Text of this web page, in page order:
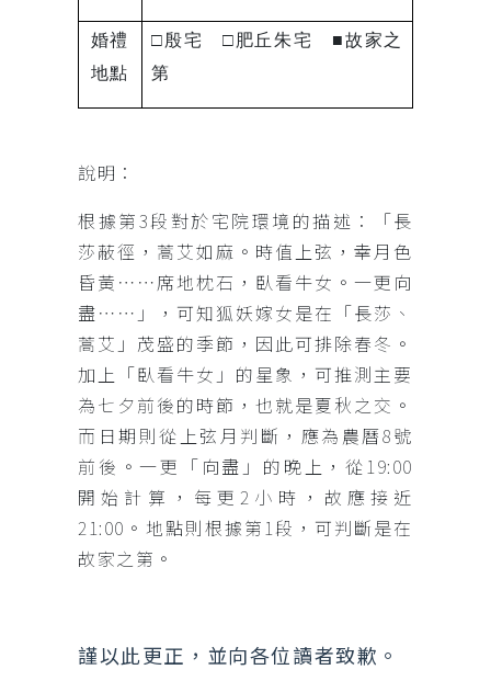
婚禮
地點
□殷宅 □肥丘朱宅 ■故家之
第
說明：
根據第3段對於宅院環境的描述：「長
莎蔽徑，蒿艾如麻。 時值上弦，幸月色
昏黃 ⋯⋯席地枕石，臥看牛女。一更向
盡⋯⋯ 」， 可知狐妖嫁女是在「長莎、
蒿艾」茂盛的季節，因此可排除春冬。
加上「臥看牛女 」的星象，可推測主要
為七夕前後的時節，也就是夏秋之交。
而日期則從上弦月判斷，應為農曆8號
前後。一更「向盡」的晚上，從 19:00
開始計算，每更 2 小時，故應接近
21:00 。 地點則根據第 1 段，可判斷是在
故家之第。
謹以此更正，並向各位讀者致歉。